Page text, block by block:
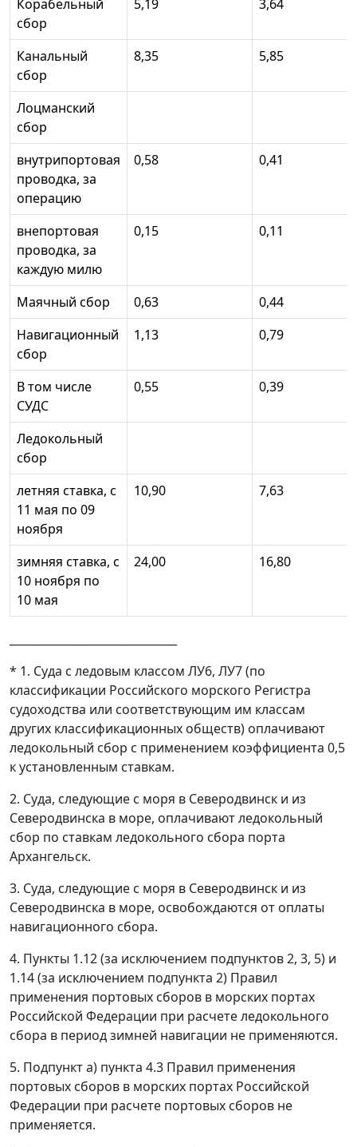
Корабельный
сбор
5,19 3,64
Канальный
сбор
8,35 5,85
Лоцманский
сбор
внутрипортовая
проводка, за
операцию
0,58 0,41
внепортовая
проводка, за
каждую милю
0,15 0,11
Маячный сбор 0,63
0,44
Навигационный
сбор
1,13 0,79
В том числе
СУДС
0,55 0,39
Ледокольный
сбор
летняя ставка, с
11 мая по 09
ноября
10,90 7,63
зимняя ставка, с
10 ноября по
10 мая
24,00 16,80
* 1. Суда с ледовым классом ЛУ6, ЛУ7 (по
классификации Российского морского Регистра
судоходства или соответствующим им классам
других классификационных обществ) оплачивают
ледокольный сбор с применением коэффициента 0,5
к установленным ставкам.
2. Суда, следующие с моря в Северодвинск и из
Северодвинска в море, оплачивают ледокольный
сбор по ставкам ледокольного сбора порта
Архангельск.
3. Суда, следующие с моря в Северодвинск и из
Северодвинска в море, освобождаются от оплаты
навигационного сбора.
4. Пункты 1.12 (за исключением подпунктов 2, 3, 5) и
1.14 (за исключением подпункта 2) Правил
применения портовых сборов в морских портах
Российской Федерации при расчете ледокольного
сбора в период зимней навигации не применяются.
5. Подпункт а) пункта 4.3 Правил применения
портовых сборов в морских портах Российской
Федерации при расчете портовых сборов не
применяется.